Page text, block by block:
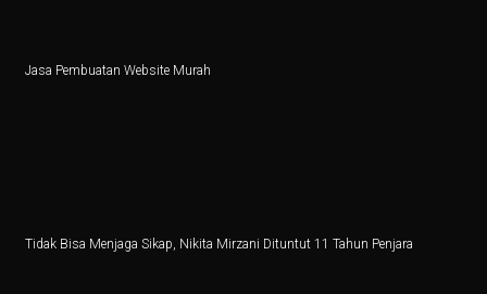
Jasa Pembuatan Website Murah
Tidak Bisa Menjaga Sikap, Nikita Mirzani Dituntut 11 Tahun Penjara